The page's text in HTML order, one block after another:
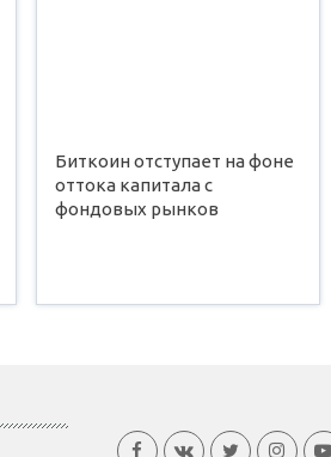
Биткоин отступает на фоне
оттока капитала с
фондовых рынков